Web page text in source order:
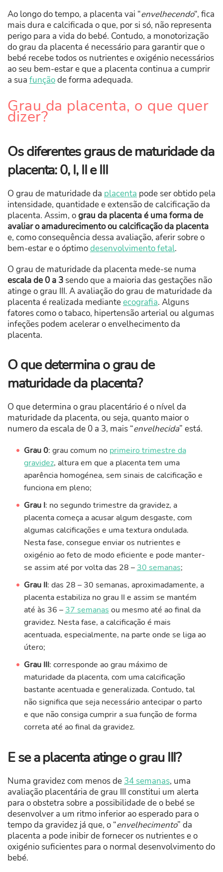
Ao longo do tempo, a placenta vai “envelhecendo“, fica
mais dura e calcificada o que, por si só, não representa
perigo para a vida do bebé. Contudo, a monotorização
do grau da placenta é necessário para garantir que o
bebé recebe todos os nutrientes e oxigénio necessários
ao seu bem-estar e que a placenta continua a cumprir
a sua funçãode forma adequada.
Grau da placenta, o que quer
dizer?
Os diferentes graus de maturidade da
placenta: 0, I, II e III
O grau de maturidade da placenta pode ser obtido pela
intensidade, quantidade e extensão de calcificação da
placenta. Assim, ograu da placenta é uma forma de
avaliar o amadurecimento ou calcificação da placenta
e, como consequência dessa avaliação, aferir sobre o
bem-estar e o óptimodesenvolvimento fetal.
O grau de maturidade da placenta mede-se numa
escala de 0 a 3 sendo que a maioria das gestações não
atinge o grau III. A avaliação do grau de maturidade da
placenta é realizada medianteecografia. Alguns
fatores como o tabaco, hipertensão arterial ou algumas
infeções podem acelerar o envelhecimento da
placenta.
O que determina o grau de
maturidade da placenta?
O que determina o grau placentário é o nível da
maturidade da placenta, ou seja, quanto maior o
numero da escala de 0 a 3, mais “envelhecida” está.
Grau 0: grau comum no primeiro trimestre da
gravidez, altura em que a placenta tem uma
aparência homogénea, sem sinais de calcificação e
funciona em pleno;
Grau I: no segundo trimestre da gravidez, a
placenta começa a acusar algum desgaste, com
algumas calcificações e uma textura ondulada.
Nesta fase, consegue enviar os nutrientes e
oxigénio ao feto de modo eficiente e pode manter-
se assim até por volta das 28 –30 semanas;
Grau II: das 28 – 30 semanas, aproximadamente, a
placenta estabiliza no grau II e assim se mantém
até às 36 –37 semanasou mesmo até ao final da
gravidez. Nesta fase, a calcificação é mais
acentuada, especialmente, na parte onde se liga ao
útero;
Grau III: corresponde ao grau máximo de
maturidade da placenta, com uma calcificação
bastante acentuada e generalizada. Contudo, tal
não significa que seja necessário antecipar o parto
e que não consiga cumprir a sua função de forma
correta até ao final da gravidez.
E se a placenta atinge o grau III?
Numa gravidez com menos de 34 semanas, uma
avaliação placentária de grau III constitui um alerta
para o obstetra sobre a possibilidade de o bebé se
desenvolver a um ritmo inferior ao esperado para o
tempo da gravidez já que, o “envelhecimento” da
placenta a pode inibir de fornecer os nutrientes e o
oxigénio suficientes para o normal desenvolvimento do
bebé.